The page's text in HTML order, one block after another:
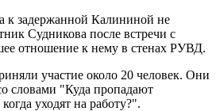
к задержанной Калининой не
Судникова после встречи с
отношение к нему в стенах РУВД.
участие около 20 человек. Они
словами "Куда пропадают
уходят на работу?".